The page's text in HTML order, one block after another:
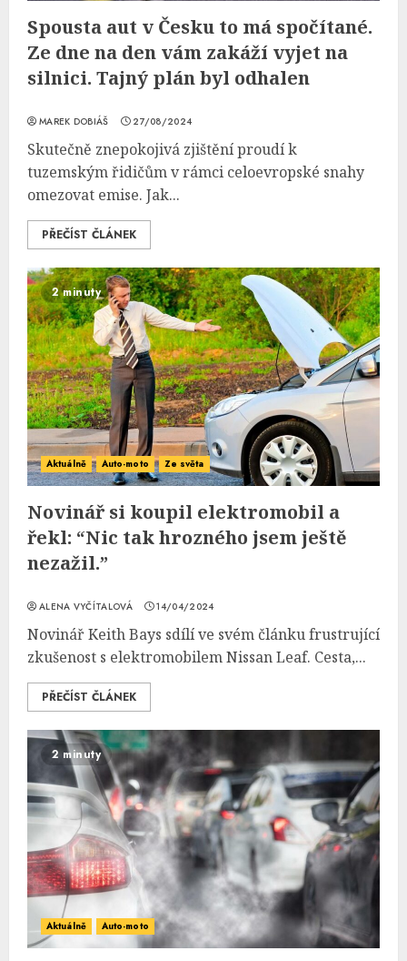
Spousta aut v Česku to má spočítané.
Ze dne na den vám zakáží vyjet na
silnici. Tajný plán byl odhalen
MAREK DOBIÁŠ 27/08/2024
Skutečně znepokojivá zjištění proudí k
tuzemským řidičům v rámci celoevropské snahy
omezovat emise. Jak...
PŘEČÍST ČLÁNEK
2 minuty
Aktuálně Auto-moto Ze světa
Novinář si koupil elektromobil a
řekl: “Nic tak hrozného jsem ještě
nezažil.”
ALENA VYČÍTALOVÁ 14/04/2024
Novinář Keith Bays sdílí ve svém článku frustrující
zkušenost s elektromobilem Nissan Leaf. Cesta,...
PŘEČÍST ČLÁNEK
2 minuty
Aktuálně Auto-moto